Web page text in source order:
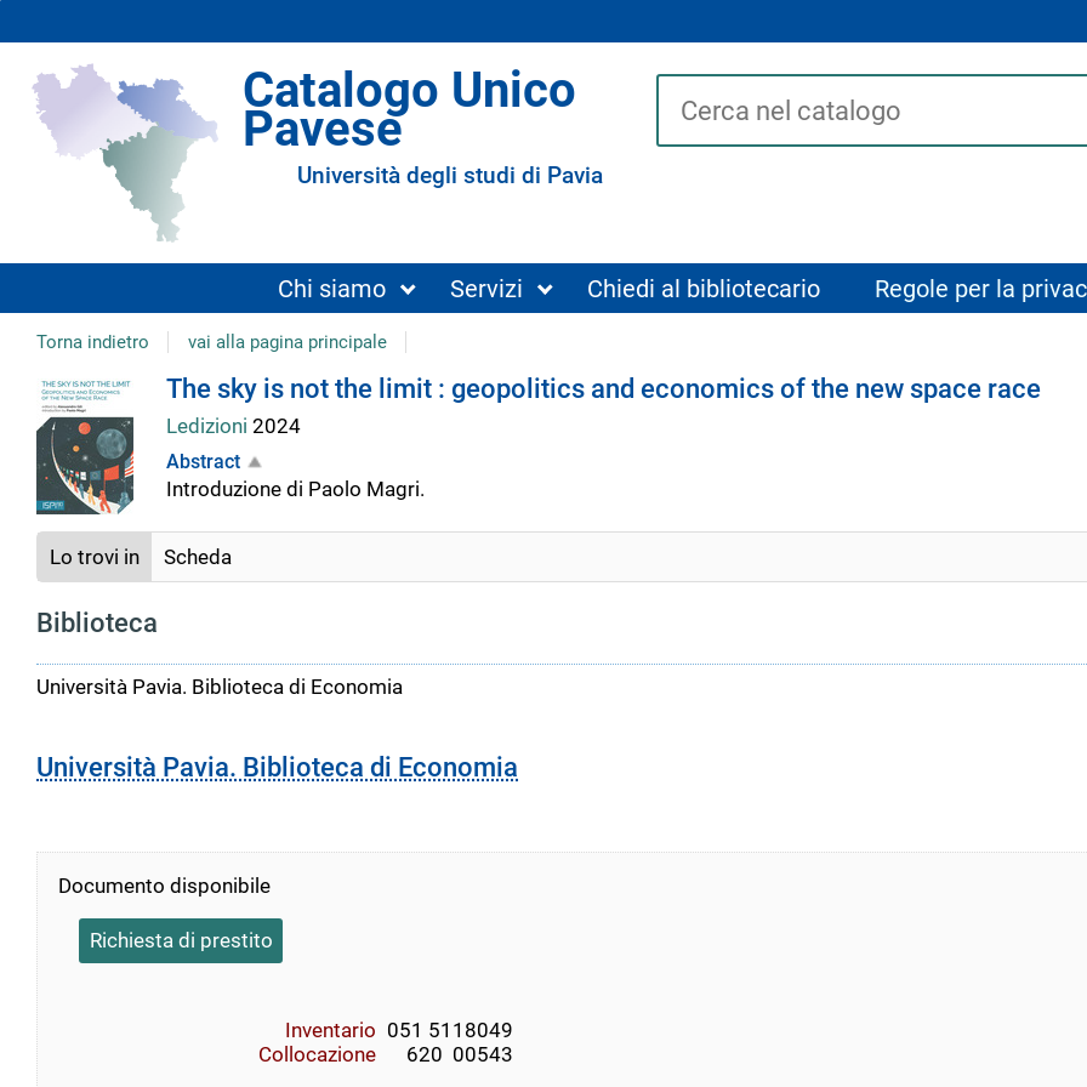
Catalogo Unico
Pavese
Università degli studi di Pavia
Cerca su "Catalogo"
Chi siamo Servizi Chiedi al bibliotecario Regole per la
Torna indietro vai alla pagina principale
Dettaglio
del
documento
The sky is not the limit : geopolitics and economics of the new space race
Ledizioni 2024
Abstract
Introduzione di Paolo Magri.
Lo trovi in Scheda
Biblioteca
Università Pavia. Biblioteca di Economia
Università Pavia. Biblioteca di Economia
Documento disponibile
Richiesta di prestito
Inventario 051 5118049
Collocazione
    620  00543